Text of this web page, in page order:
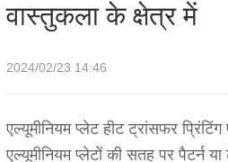
वास्तुकला के क्षेत्र में
2024/02/23 14:46
एल्यूमीनियम प्लेट हीट ट्रांसफर
एल्यूमीनियम प्लेटों की सतह पर पैटर्न